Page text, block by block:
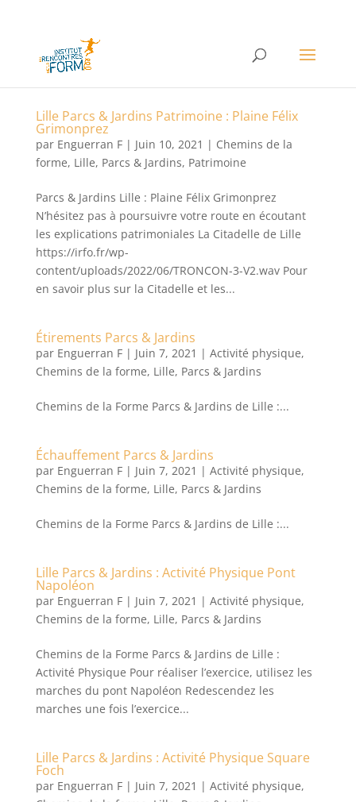
Lille Parcs & Jardins Patrimoine : Plaine Félix
Grimonprez
par Enguerran F| Juin 10, 2021 | Chemins de la
forme, Lille, Parcs & Jardins, Patrimoine
Parcs & Jardins Lille : Plaine Félix Grimonprez
N’hésitez pas à poursuivre votre route en écoutant
les explications patrimoniales La Citadelle de Lille
https://irfo.fr/wp-
content/uploads/2022/06/TRONCON-3-V2.wav Pour
en savoir plus sur la Citadelle et les...
Étirements Parcs & Jardins
par Enguerran F| Juin 7, 2021 | Activité physique,
Chemins de la forme, Lille, Parcs & Jardins
Chemins de la Forme Parcs & Jardins de Lille :...
Échauffement Parcs & Jardins
par Enguerran F| Juin 7, 2021 | Activité physique,
Chemins de la forme, Lille, Parcs & Jardins
Chemins de la Forme Parcs & Jardins de Lille :...
Lille Parcs & Jardins : Activité Physique Pont
Napoléon
par Enguerran F| Juin 7, 2021 | Activité physique,
Chemins de la forme, Lille, Parcs & Jardins
Chemins de la Forme Parcs & Jardins de Lille :
Activité Physique Pour réaliser l’exercice, utilisez les
marches du pont Napoléon Redescendez les
marches une fois l’exercice...
Lille Parcs & Jardins : Activité Physique Square
Foch
par Enguerran F| Juin 7, 2021 | Activité physique,